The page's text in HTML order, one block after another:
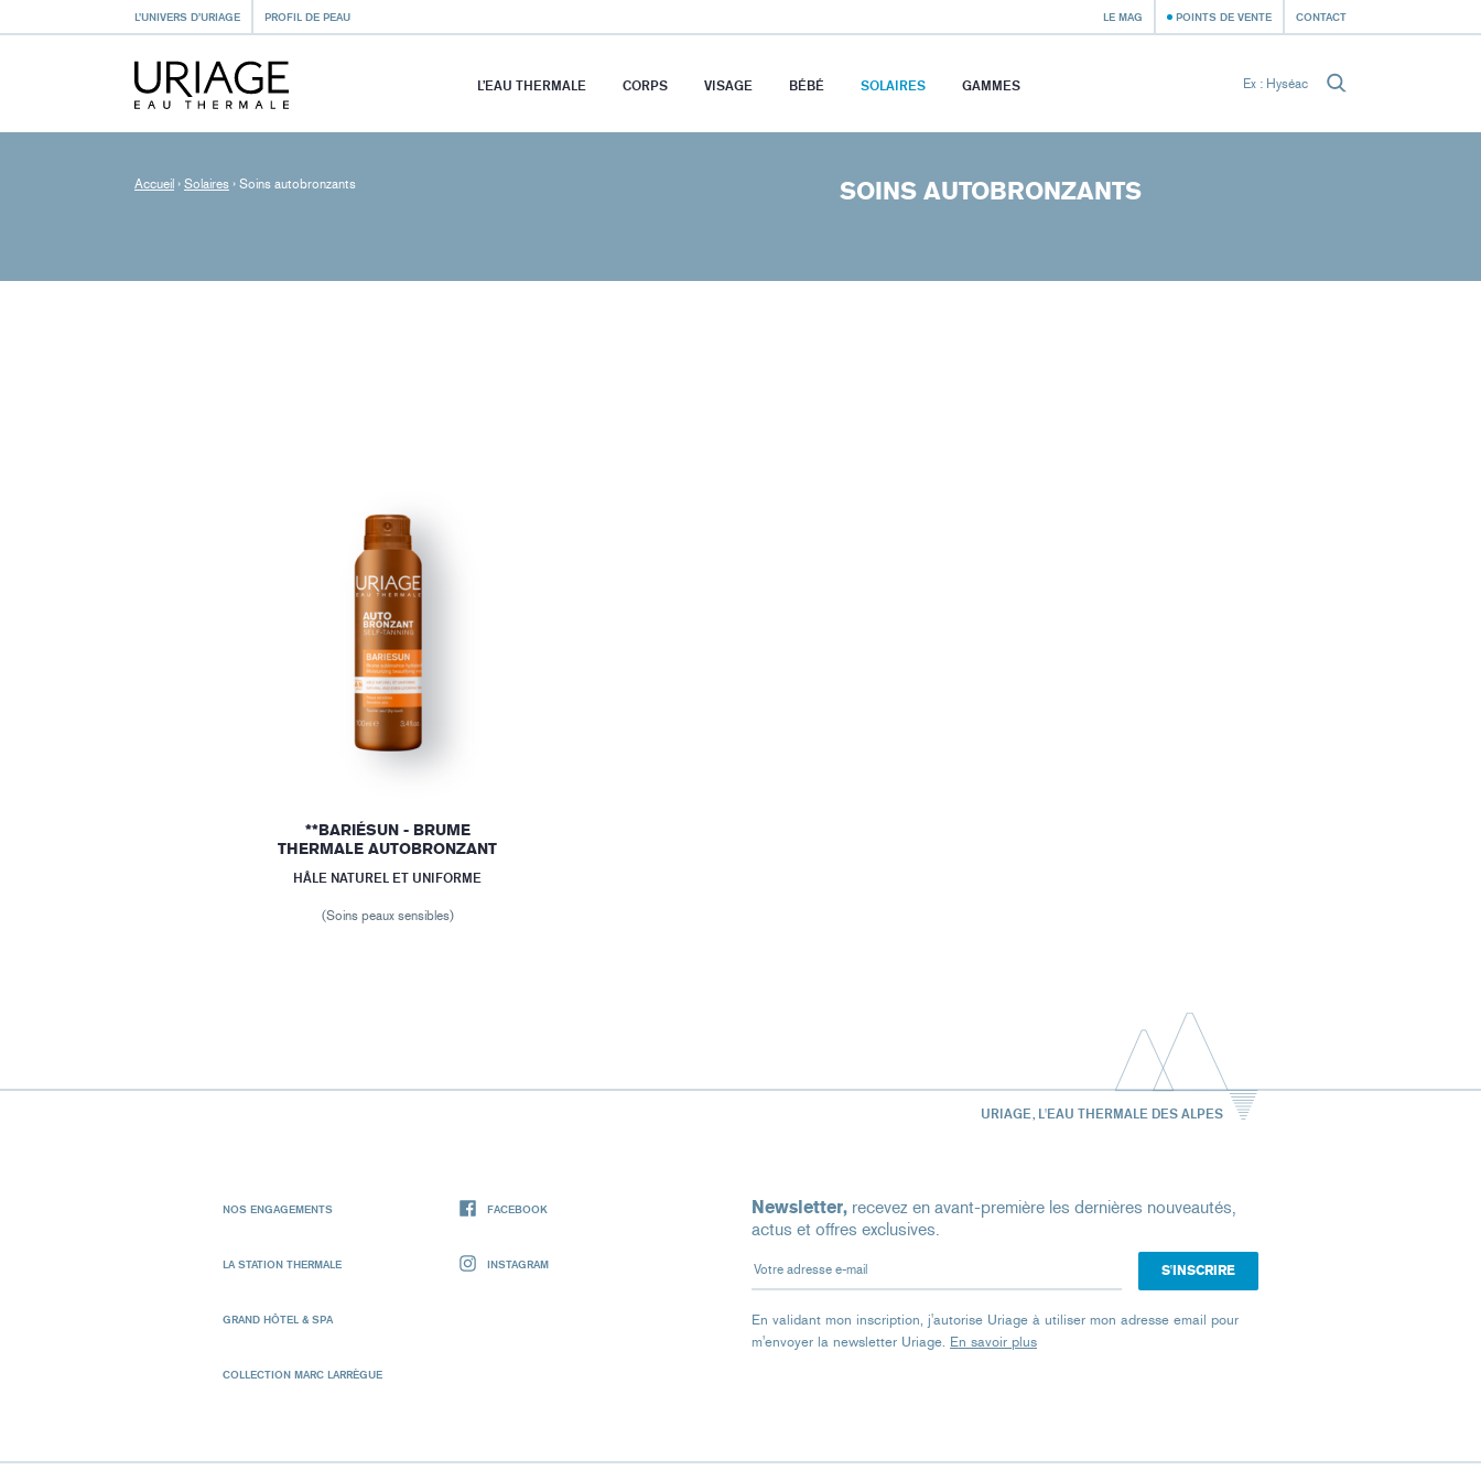
L’UNIVERS D’URIAGE PROFIL DE PEAU LE MAG POINTS DE VENTE CONTACT
L’EAU THERMALE CORPS VISAGE BÉBÉ SOLAIRES GAMMES
Accueil › Solaires › Soins autobronzants SOINS AUTOBRONZANTS
**BARIÉSUN - BRUME
THERMALE AUTOBRONZANT
HÂLE NATUREL ET UNIFORME
(Soins peaux sensibles)
URIAGE, L'EAU THERMALE DES ALPES
NOS ENGAGEMENTS
LA STATION THERMALE
GRAND HÔTEL & SPA
COLLECTION MARC LARRÈGUE
FACEBOOK
INSTAGRAM
Newsletter, recevez en avant-première les dernières nouveautés,
actus et offres exclusives.
Votre adresse e-mail
En validant mon inscription, j'autorise Uriage à utiliser mon adresse email pour
m'envoyer la newsletter Uriage. En savoir plus